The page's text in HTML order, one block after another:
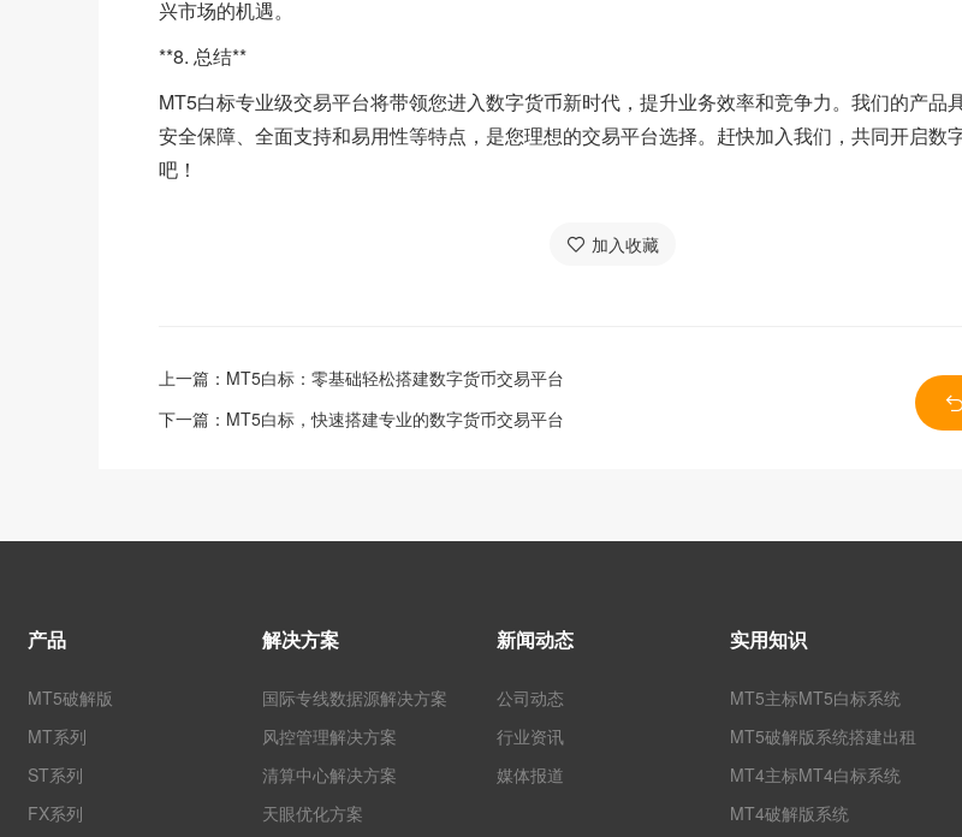
兴市场的机遇。
**8. 总结**
MT5白标专业级交易平台将带领您进入数字货币新时代，提升业务效率和竞争力。我们的产品具
安全保障、全面支持和易用性等特点，是您理想的交易平台选择。赶快加入我们，共同开启数
吧！
加入收藏
上一篇： MT5白标：零基础轻松搭建数字货币交易平台
下一篇： MT5白标，快速搭建专业的数字货币交易平台
产品
MT5破解版
MT系列
ST系列
FX系列
解决方案
国际专线数据源解决方案
风控管理解决方案
清算中心解决方案
天眼优化方案
新闻动态
公司动态
行业资讯
媒体报道
实用知识
MT5主标MT5白标系统
MT5破解版系统搭建出租
MT4主标MT4白标系统
MT4破解版系统